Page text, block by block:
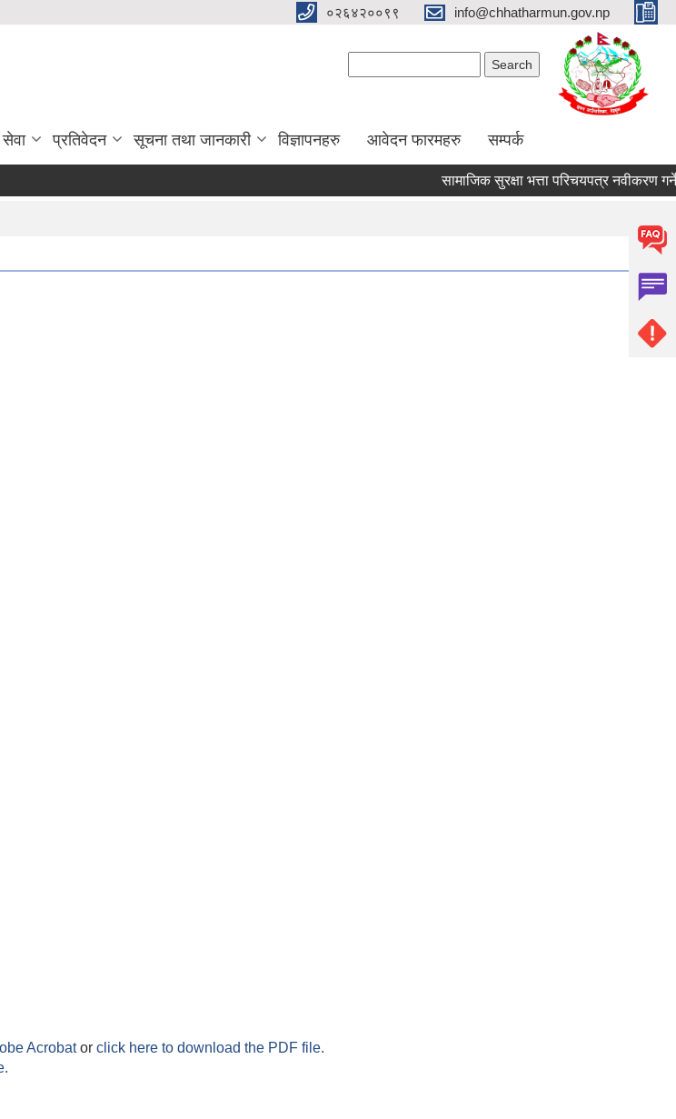
०२६४२००९९ info@chhatharmun.gov.np
प्रतिवेदन सूचना तथा जानकारी विज्ञापनहरु आवेदन फारमहरु सम्पर्क
सामाजिक सुरक्षा भत्ता परिचयपत्र नवीकरण गर्ने
Acrobator click here to download the PDF file.